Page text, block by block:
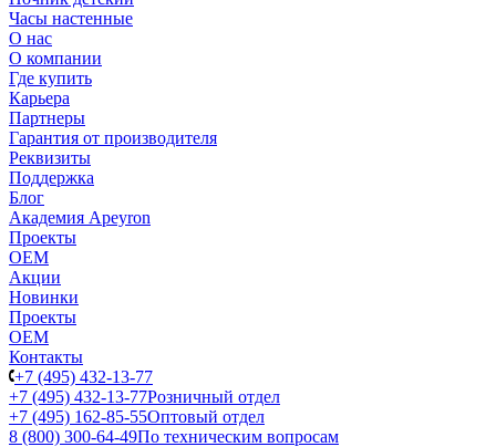
Часы настенные
О нас
О компании
Где купить
Карьера
Партнеры
Гарантия от производителя
Реквизиты
Поддержка
Блог
Академия Apeyron
Проекты
ОЕМ
Акции
Новинки
Проекты
ОЕМ
Контакты
+7 (495) 432-13-77
+7 (495) 432-13-77Розничный отдел
+7 (495) 162-85-55Оптовый отдел
8 (800) 300-64-49По техническим вопросам